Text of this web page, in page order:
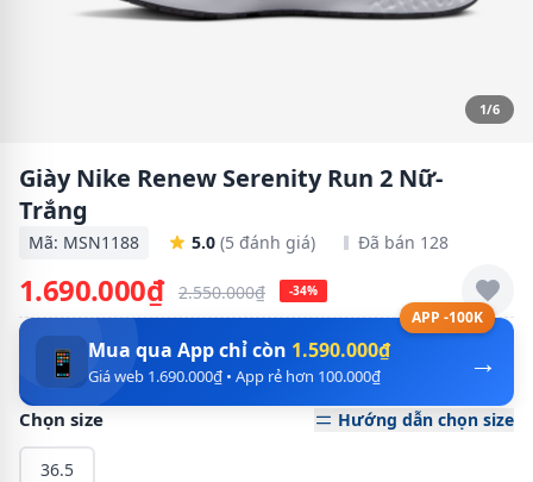
1/6
Giày Nike Renew Serenity Run 2 Nữ-
Trắng
Mã: MSN1188 5.0 (5 đánh giá) Đã bán 128
1.690.000₫ 2.550.000₫ -34%
APP -100K
→
📱 Mua qua App chỉ còn 1.590.000₫
Giá web 1.690.000₫ • App rẻ hơn 100.000₫
Chọn size Hướng dẫn chọn size
36.5